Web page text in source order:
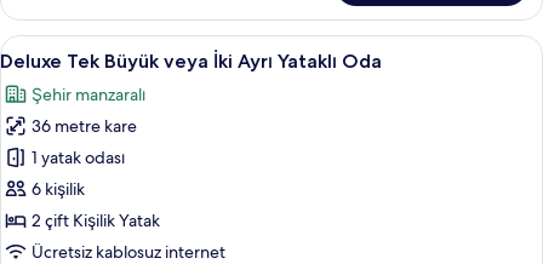
fazla
detay
Deluxe
Tek
Büyük
veya
İki
Ayrı
Yataklı
Oda
Kaliteli yatak takımı, kuştüyü yorgan,
5
Deluxe Tek Büyük veya İki Ayrı Yataklı Oda
Şehir manzaralı
36 metre kare
1 yatak odası
6 kişilik
2 çift Kişilik Yatak
Ücretsiz kablosuz internet